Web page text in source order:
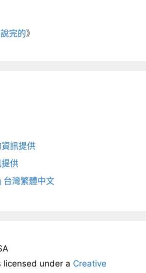
完的》
訊提供
供
灣繁體中文
licensed under a Creative